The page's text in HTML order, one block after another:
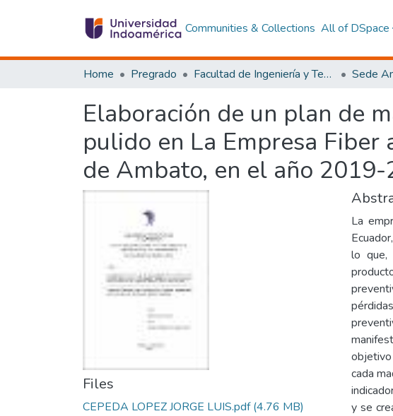
Communities & Collections All of DSpace
Home Pregrado Facultad de Ingeniería y Tecnologías de la Información y la Comunicación Sede
Elaboración de un plan de
pulido en La Empresa
de Ambato, en el año 2019-
Files
CEPEDA LOPEZ JORGE LUIS.pdf(4.76 MB)
La
lo que,
cada
y se